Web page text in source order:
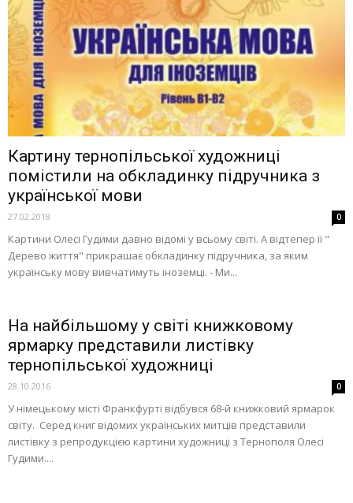
Картину тернопільської художниці
помістили на обкладинку підручника з
української мови
27.02.2018 0
Картини Олесі Гудими давно відомі у всьому світі. А відтепер її "
Дерево життя" прикрашає обкладинку підручника, за яким
українську мову вивчатимуть іноземці. - Ми...
На найбільшому у світі книжковому
ярмарку представили листівку
тернопільської художниці
28.10.2016 0
У німецькому місті Франкфурті відбувся 68-й книжковий ярмарок
світу. Серед книг відомих українських митців представили
листівку з репродукцією картини художниці з Тернополя Олесі
Гудими....